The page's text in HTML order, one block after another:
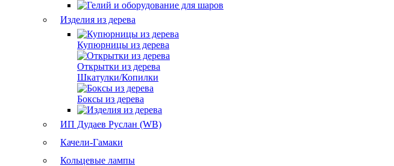
Изделия из дерева
Купюрницы из дерева
Открытки из дерева
Шкатулки/Копилки
Боксы из дерева
ИП Дудаев Руслан (WB)
Качели-Гамаки
Кольцевые лампы